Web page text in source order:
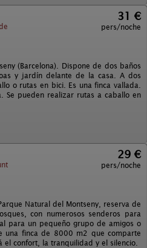
31 €
pers/noche
(Barcelona). Dispone de dos baños
y jardín delante de la casa. A dos
o rutas en bici. Es una finca vallada.
Se pueden realizar rutas a caballo en
29 €
pers/noche
Natural del Montseny, reserva de
con numerosos senderos para
para un pequeño grupo de amigos o
una finca de 8000 m2 que comparte
confort, la tranquilidad y el silencio.